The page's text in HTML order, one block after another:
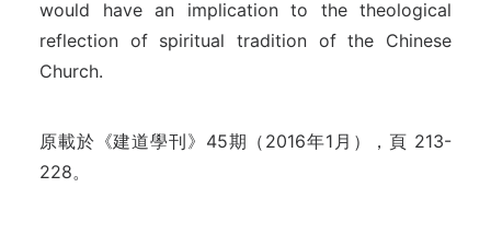
would have an implication to the theological
reflection of spiritual tradition of the Chinese
Church.
原載於《建道學刊》45期（2016年1月），頁 213-
228。